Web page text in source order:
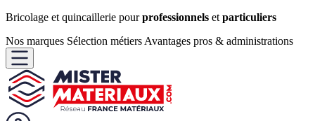
Bricolage et quincaillerie pourprofessionnels et particuliers
Nos marques Sélection métiers Avantages pros & administrations